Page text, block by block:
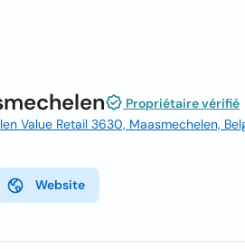
Propriétaire vérifié
Value Retail 3630, Maasmechelen,
Website